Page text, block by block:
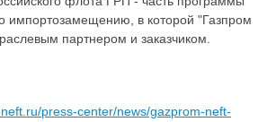
импортозамещению, в которой "Газпром
партнером и заказчиком.
press-center/news/gazprom-neft-